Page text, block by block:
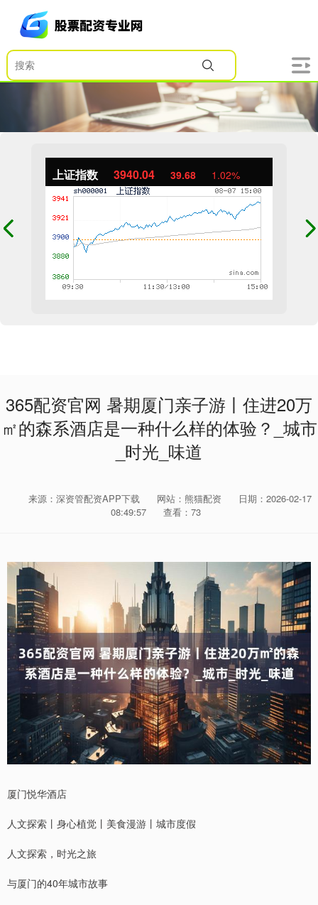
上证指数 3940.04 39.68 1.02%
365配资官网 暑期厦门亲子游丨住进20万
㎡的森系酒店是一种什么样的体验？_城市
_时光_味道
来源：深资管配资APP下载 网站：熊猫配资
日期：2026-02-17
08:49:57
查看：73
厦门悦华酒店
人文探索丨身心植觉丨美食漫游丨城市度假
人文探索，时光之旅
与厦门的40年城市故事